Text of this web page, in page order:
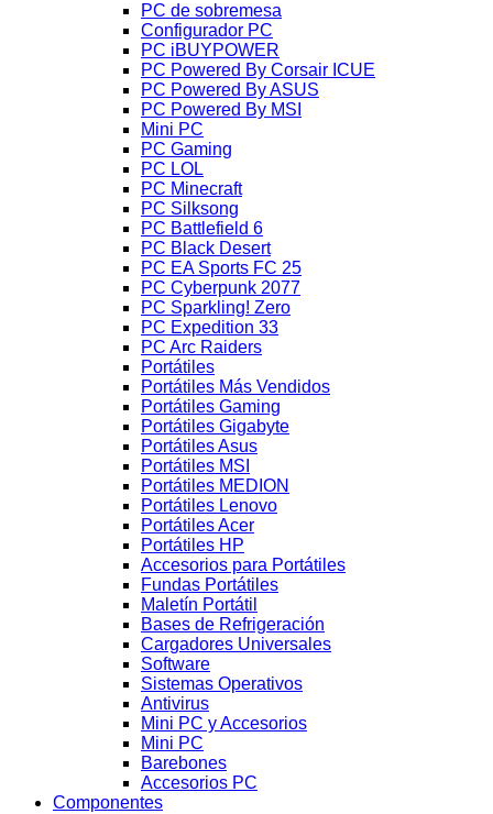
PC de sobremesa
Configurador PC
PC iBUYPOWER
PC Powered By Corsair ICUE
PC Powered By ASUS
PC Powered By MSI
Mini PC
PC Gaming
PC LOL
PC Minecraft
PC Silksong
PC Battlefield 6
PC Black Desert
PC EA Sports FC 25
PC Cyberpunk 2077
PC Sparkling! Zero
PC Expedition 33
PC Arc Raiders
Portátiles
Portátiles Más Vendidos
Portátiles Gaming
Portátiles Gigabyte
Portátiles Asus
Portátiles MSI
Portátiles MEDION
Portátiles Lenovo
Portátiles Acer
Portátiles HP
Accesorios para Portátiles
Fundas Portátiles
Maletín Portátil
Bases de Refrigeración
Cargadores Universales
Software
Sistemas Operativos
Antivirus
Mini PC y Accesorios
Mini PC
Barebones
Accesorios PC
Componentes